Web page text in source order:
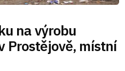
na výrobu
Prostějově, místní